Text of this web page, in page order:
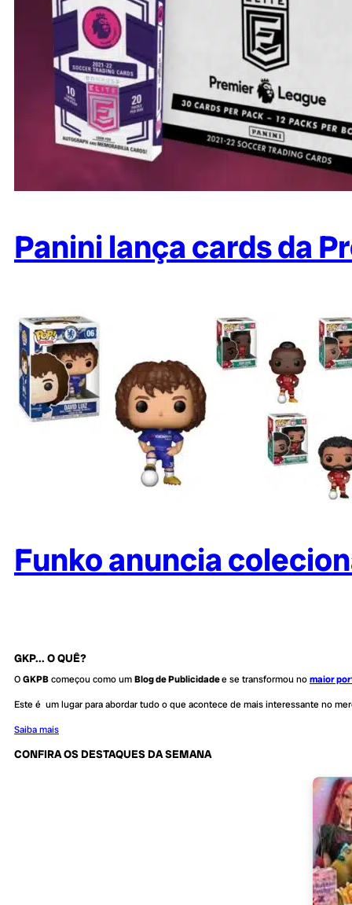
Panini lança cards da
Funko anuncia
GKP... O QUÊ?
OGKPBcomeçou como umBlog de Publicidadee se transformou nomaior
Este é um lugar para abordar tudo o que acontece de mais interessante no
Saiba mais
CONFIRA OS DESTAQUES DA SEMANA